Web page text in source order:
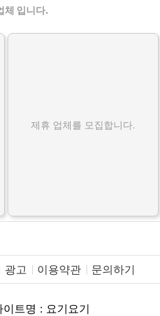
체 입니다.
제휴 업체를 모집합니다.
광고 이용약관 문의하기
이트명 : 요기요기